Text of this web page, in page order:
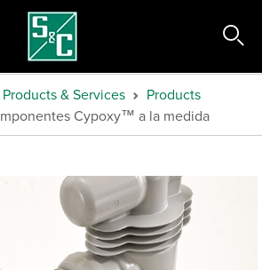
Products & Services
Products
Cypoxy™ a la medida